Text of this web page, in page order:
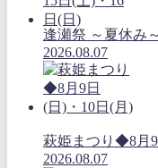
逢瀬祭 ～夏休み
2026.08.07
萩姫まつり◆8月
2026.08.07